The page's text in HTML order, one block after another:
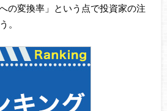
の変換率」という点で投資家の注
。